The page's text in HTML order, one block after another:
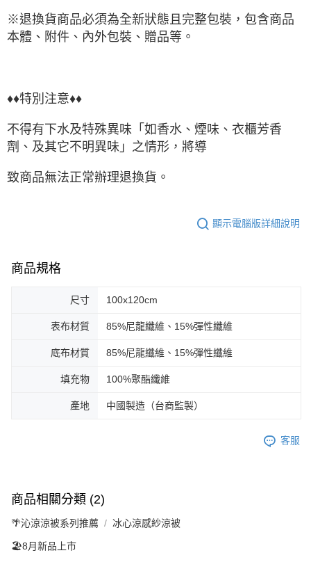
※退換貨商品必須為全新狀態且完整包裝，包含商品
本體、附件、內外包裝、贈品等。
♦♦特別注意♦♦
不得有下水及特殊異味「如香水、煙味、衣櫃芳香
劑、及其它不明異味」之情形，將導
致商品無法正常辦理退換貨。
顯示電腦版詳細說明
商品規格
尺寸 100x120cm
表布材質 85%尼龍纖維、15%彈性纖維
底布材質 85%尼龍纖維、15%彈性纖維
填充物 100%聚酯纖維
產地 中國製造（台商監製）
客服
商品相關分類 (2)
🌴沁涼涼被系列推薦 冰心涼感紗涼被
🏖️8月新品上市